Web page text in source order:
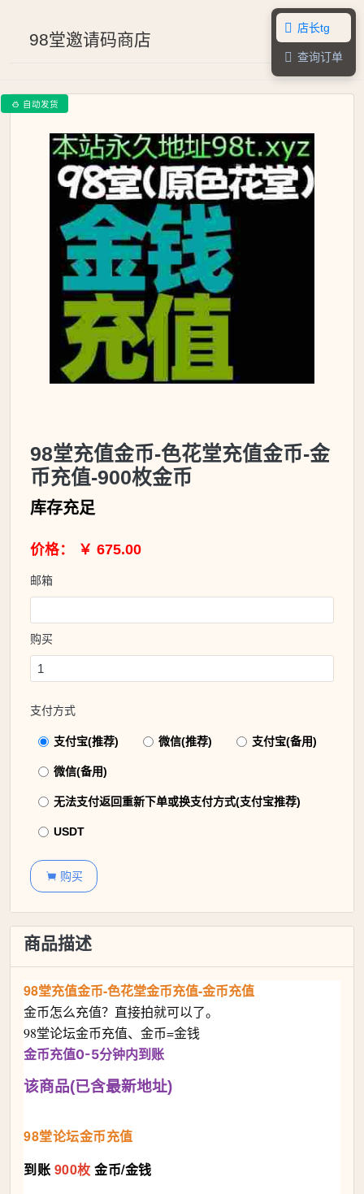
98堂邀请码商店
 店长tg
 查询订单
 自动发货
98堂充值金币-色花堂充值金币-金
币充值-900枚金币
库存充足
价格： ￥ 675.00
邮箱
购买
支付方式
支付宝(推荐) 微信(推荐) 支付宝(备用)
微信(备用)
无法支付返回重新下单或换支付方式(支付宝推荐)
USDT
 购买
商品描述
98堂充值金币-色花堂金币充值-金币充值
金币怎么充值？直接拍就可以了。
98堂论坛金币充值、金币=金钱
金币充值0-5分钟内到账
该商品(已含最新地址)
98堂论坛金币充值
到账 900枚 金币/金钱